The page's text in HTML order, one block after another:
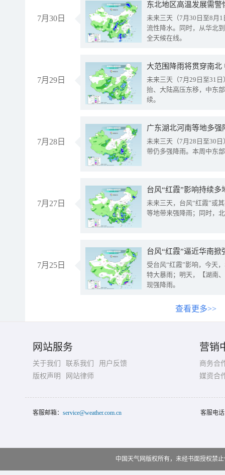
7月30日
东北地区高温发展需
未来三天（7月30日至8月
流性降水。同时，从华北
全天候在线。
7月29日
大范围降雨将贯穿南
未来三天（7月29日至31
抬、大陆高压东移，中东
续。
7月28日
广东湖北河南等地多
未来三天（7月28日至30
带仍多强降雨。本周中东
7月27日
台风“红霞”影响持续
未来三天，台风“红霞”或
等地带来强降雨；同时，
7月25日
台风“红霞”逼近华南
受台风“红霞”影响，今天
特大暴雨；明天，【湖南
现强降雨。
查看更多>>
网站服务
关于我们 联系我们
用户反馈
版权声明
网站律师
营销
商务合
媒资合
客服邮箱： service@weather.com.cn 客服电
中国天气网版权所有，未经书面授权